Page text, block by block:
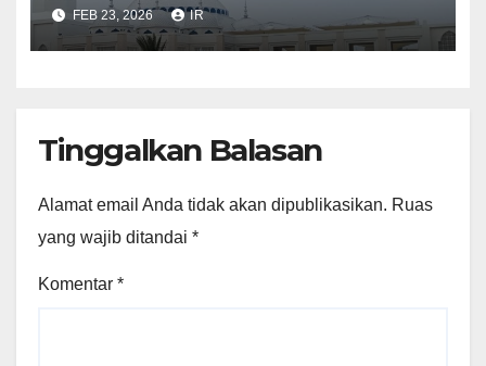
FEB 23, 2026 IR
Tinggalkan Balasan
Alamat email Anda tidak akan dipublikasikan. Ruas
yang wajib ditandai *
Komentar *